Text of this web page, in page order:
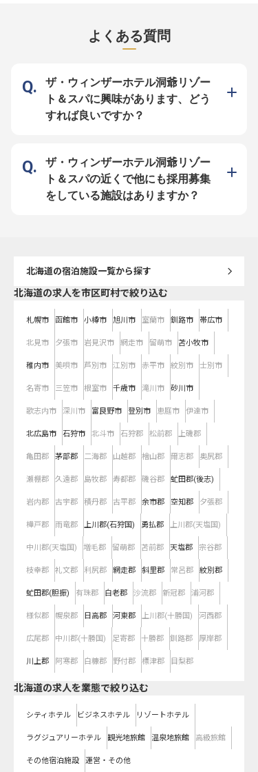
かりリフレッシュできます。※この
求人は2022年11月14日時点の情報
トし、快適な滞在を演出する大切な
役割を担います。お客様からの感謝
の言葉や笑顔が、何よりもやりがい
成長し、キャリアを築く】 当施設
では、お客様に寄り添う温かいサー
ビスを大切にしています。 未経験
ポートしますのでご安心ください。
ど、様々なスキルを身につけ、おも
てなしのプロフェッショナルとして
成長できる場所です。 ※2025年12
月11日時点の情報です
よくある質問
ザ・ウィンザーホテル洞爺リゾー
ト＆スパに興味があります、どう
すれば良いですか？
ザ・ウィンザーホテル洞爺リゾー
ト＆スパの近くで他にも採用募集
をしている施設はありますか？
北海道の宿泊施設一覧から探す
北海道の求人を市区町村で絞り込む
札幌市 函館市 小樽市 旭川市 室蘭市 釧路市 帯広市
北見市 夕張市 岩見沢市 網走市 留萌市 苫小牧市
稚内市 美唄市 芦別市 江別市 赤平市 紋別市 士別市
名寄市 三笠市 根室市 千歳市 滝川市 砂川市
歌志内市 深川市 富良野市 登別市 恵庭市 伊達市
北広島市 石狩市 北斗市 石狩郡 松前郡 上磯郡
亀田郡 茅部郡 二海郡 山越郡 檜山郡 爾志郡 奥尻郡
瀬棚郡 久遠郡 島牧郡 寿都郡 磯谷郡 虻田郡(後志)
岩内郡 古宇郡 積丹郡 古平郡 余市郡 空知郡 夕張郡
樺戸郡 雨竜郡 上川郡(石狩国) 勇払郡 上川郡(天塩国)
中川郡(天塩国) 増毛郡 留萌郡 苫前郡 天塩郡 宗谷郡
枝幸郡 礼文郡 利尻郡 網走郡 斜里郡 常呂郡 紋別郡
虻田郡(胆振) 有珠郡 白老郡 沙流郡 新冠郡 浦河郡
様似郡 幌泉郡 日高郡 河東郡 上川郡(十勝国) 河西郡
広尾郡 中川郡(十勝国) 足寄郡 十勝郡 釧路郡 厚岸郡
川上郡 阿寒郡 白糠郡 野付郡 標津郡 目梨郡
北海道の求人を業態で絞り込む
シティホテル ビジネスホテル リゾートホテル
ラグジュアリーホテル 観光地旅館 温泉地旅館 高級旅館
その他宿泊施設 運営・その他